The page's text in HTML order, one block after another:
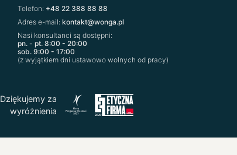
Telefon: +48 22 388 88 88
Adres e-mail: kontakt@wonga.pl
Nasi konsultanci są dostępni:
pn. - pt. 8:00 - 20:00
sob. 9:00 - 17:00
(z wyjątkiem dni ustawowo wolnych od pracy)
Dziękujemy za
wyróżnienia